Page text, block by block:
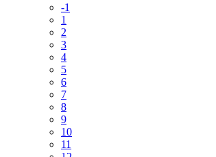
-1
1
2
3
4
5
6
7
8
9
10
11